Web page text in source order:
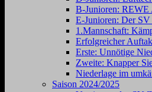
B-Junioren: REWE
E-Junioren: Der
1.Mannschaft:
Erfolgreicher
Erste: Unnötige
Zweite: Knapper
Niederlage im
Saison 2024/2025